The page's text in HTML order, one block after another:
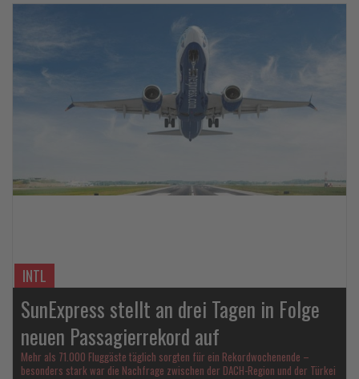
Lesen
INTL
SunExpress stellt an drei Tagen in Folge
neuen Passagierrekord auf
Mehr als 71.000 Fluggäste täglich sorgten für ein Rekordwochenende –
besonders stark war die Nachfrage zwischen der DACH-Region und der Türkei